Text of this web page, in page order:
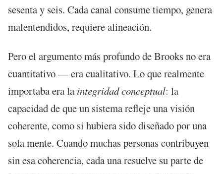
sesenta y seis. Cada canal consume tiempo, genera
malentendidos, requiere alineación.
Pero el argumento más profundo de Brooks no era
cuantitativo — era cualitativo. Lo que realmente
importaba era la integridad conceptual: la
capacidad de que un sistema refleje una visión
coherente, como si hubiera sido diseñado por una
sola mente. Cuando muchas personas contribuyen
sin esa coherencia, cada una resuelve su parte de